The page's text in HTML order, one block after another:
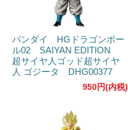
バンダイ HGドラゴンボー
ル02 SAIYAN EDITION
超サイヤ人ゴッド超サイヤ
人 ゴジータ DHG00377
950円(内税)